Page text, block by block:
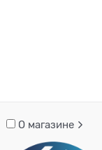
О магазине